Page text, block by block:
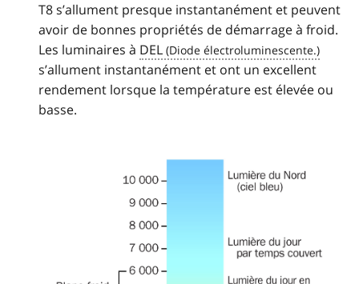
T8 s’allument presque instantanément et peuvent
avoir de bonnes propriétés de démarrage à froid.
Les luminaires à DEL
s’allument instantanément et ont un excellent
rendement lorsque la température est élevée ou
basse.